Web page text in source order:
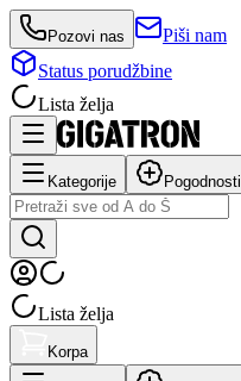
Pozovi nas
Piši nam
Status porudžbine
Lista želja
Kategorije Pogodnosti
Lista želja
Korpa